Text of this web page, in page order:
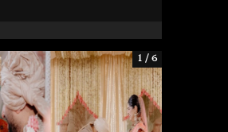
1 / 6